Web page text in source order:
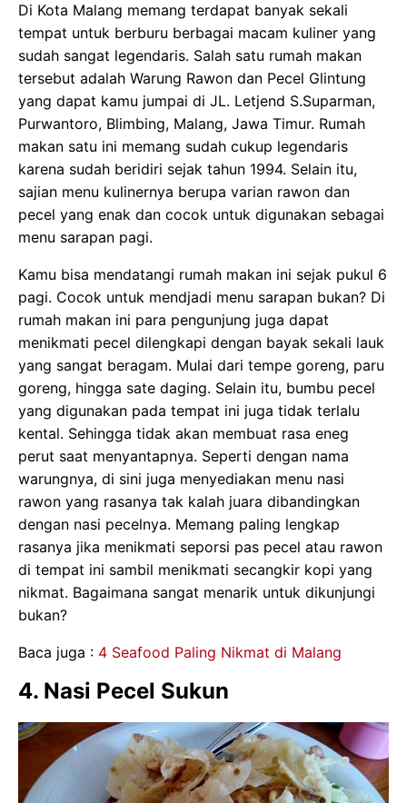
Di Kota Malang memang terdapat banyak sekali
tempat untuk berburu berbagai macam kuliner yang
sudah sangat legendaris. Salah satu rumah makan
tersebut adalah Warung Rawon dan Pecel Glintung
yang dapat kamu jumpai di JL. Letjend S.Suparman,
Purwantoro, Blimbing, Malang, Jawa Timur. Rumah
makan satu ini memang sudah cukup legendaris
karena sudah beridiri sejak tahun 1994. Selain itu,
sajian menu kulinernya berupa varian rawon dan
pecel yang enak dan cocok untuk digunakan sebagai
menu sarapan pagi.
Kamu bisa mendatangi rumah makan ini sejak pukul 6
pagi. Cocok untuk mendjadi menu sarapan bukan? Di
rumah makan ini para pengunjung juga dapat
menikmati pecel dilengkapi dengan bayak sekali lauk
yang sangat beragam. Mulai dari tempe goreng, paru
goreng, hingga sate daging. Selain itu, bumbu pecel
yang digunakan pada tempat ini juga tidak terlalu
kental. Sehingga tidak akan membuat rasa eneg
perut saat menyantapnya. Seperti dengan nama
warungnya, di sini juga menyediakan menu nasi
rawon yang rasanya tak kalah juara dibandingkan
dengan nasi pecelnya. Memang paling lengkap
rasanya jika menikmati seporsi pas pecel atau rawon
di tempat ini sambil menikmati secangkir kopi yang
nikmat. Bagaimana sangat menarik untuk dikunjungi
bukan?
Baca juga : 4 Seafood Paling Nikmat di Malang
4. Nasi Pecel Sukun